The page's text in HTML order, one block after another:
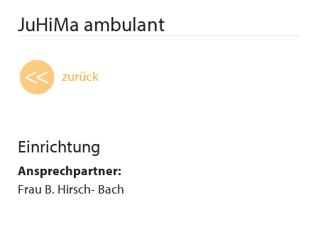
JuHiMa ambulant
zurück
Einrichtung
Ansprechpartner:
Frau B. Hirsch- Bach